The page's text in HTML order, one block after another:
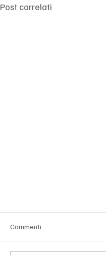
Post correlati
Commenti